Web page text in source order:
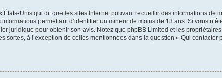
Unis qui dit que les sites Internet pouvant recueillir des informations de
permettant d’identifier un mineur de moins de 13 ans. Si vous
juridique pour obtenir son avis. Notez que phpBB Limited et les
à l’exception de celles mentionnées dans la question « Qui